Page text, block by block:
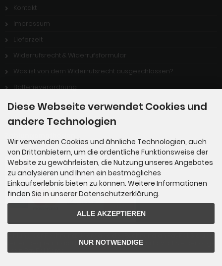
Kontakt
Impressum
Lieferzeit
Widerrufsrecht & Widerrufsformular
Was ist von dem Widerrufsrecht ausgeschlossen?
Batterieverordnung
Stellenangebote
Zahlung per Rechnung: Übergabe der Rechnung an PayPal. Sie über
weisen bequem nach Erhalt der Ware direkt an PayPal. Sie benötige
n kein PayPal Konto.
Diese Webseite verwendet Cookies und
andere Technologien
Wir verwenden Cookies und ähnliche Technologien, auch
von Drittanbietern, um die ordentliche Funktionsweise der
Website zu gewährleisten, die Nutzung unseres Angebotes
zu analysieren und Ihnen ein bestmögliches
Einkaufserlebnis bieten zu können. Weitere Informationen
finden Sie in unserer Datenschutzerklärung.
ALLE AKZEPTIEREN
NUR NOTWENDIGE